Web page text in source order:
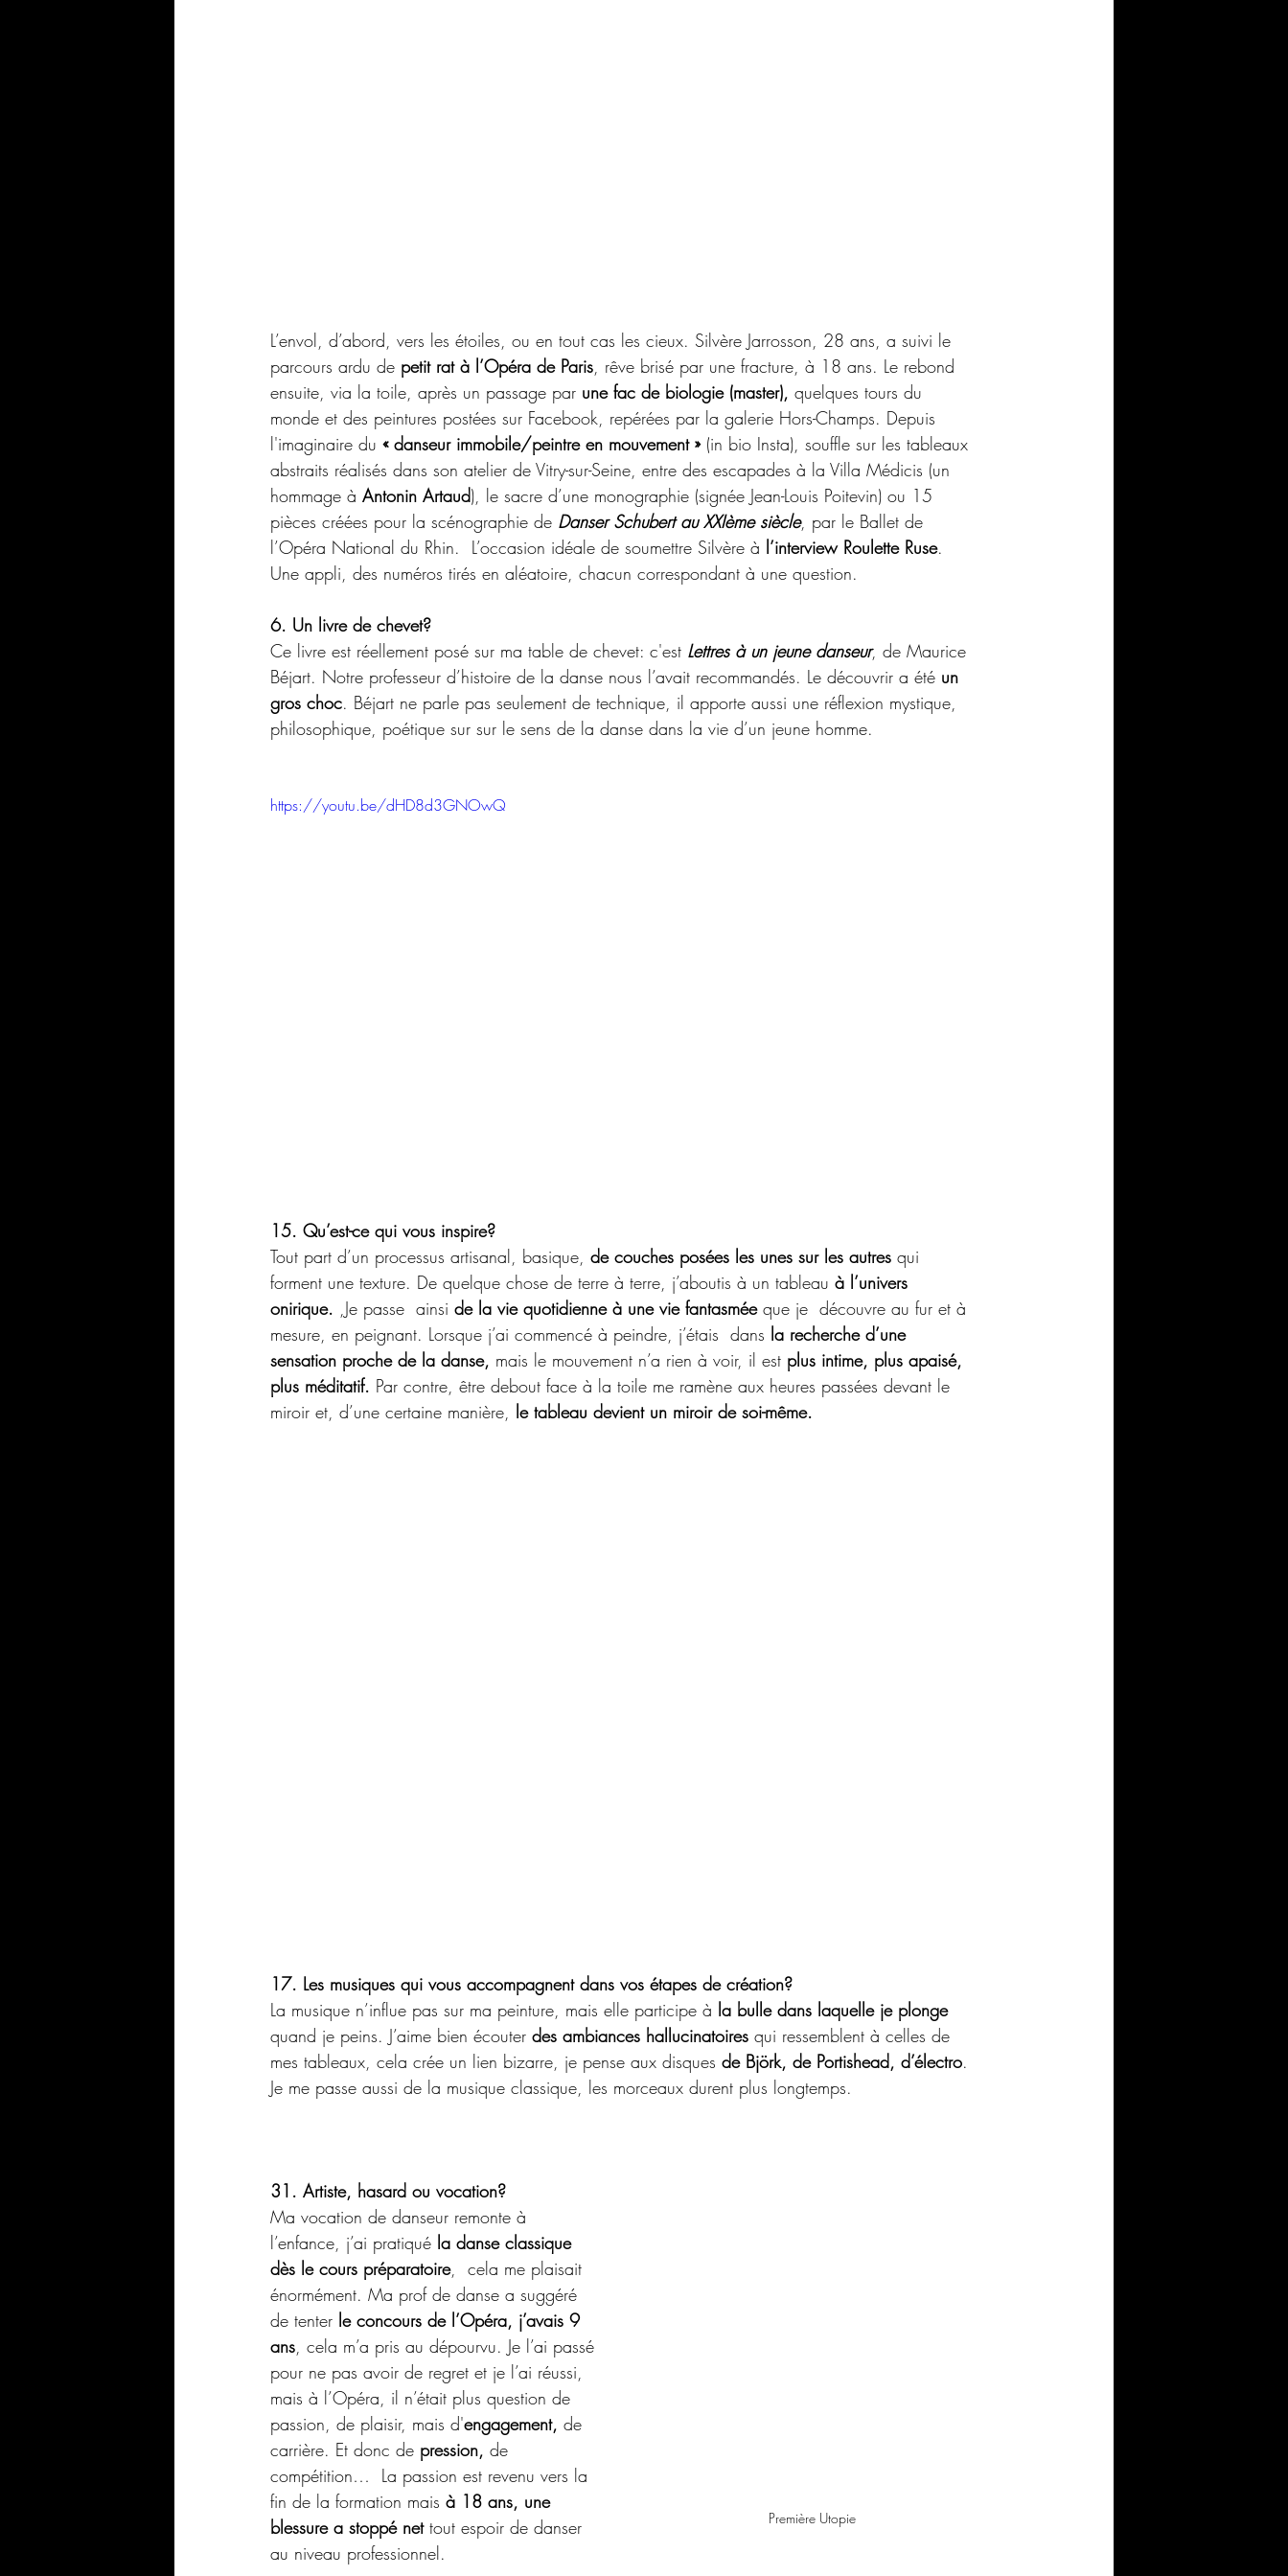
L’envol, d’abord, vers les étoiles, ou en tout cas les cieux. Silvère Jarrosson, 28 ans, a suivi le
parcours ardu de petit rat à l’Opéra de Paris, rêve brisé par une fracture, à 18 ans. Le rebond
ensuite, via la toile, après un passage par une fac de biologie (master), quelques tours du
monde et des peintures postées sur Facebook, repérées par la galerie Hors-Champs. Depuis
l'imaginaire du « danseur immobile/peintre en mouvement » (in bio Insta), souffle sur les tableaux
abstraits réalisés dans son atelier de Vitry-sur-Seine, entre des escapades à la Villa Médicis (un
hommage à Antonin Artaud), le sacre d’une monographie (signée Jean-Louis Poitevin) ou 15
pièces créées pour la scénographie de Danser Schubert au XXIème siècle, par le Ballet de
l’Opéra National du Rhin.  L’occasion idéale de soumettre Silvère à l’interview Roulette Ruse.
Une appli, des numéros tirés en aléatoire, chacun correspondant à une question.
6. Un livre de chevet?
Ce livre est réellement posé sur ma table de chevet: c'est Lettres à un jeune danseur, de Maurice
Béjart. Notre professeur d’histoire de la danse nous l’avait recommandés. Le découvrir a été un
gros choc. Béjart ne parle pas seulement de technique, il apporte aussi une réflexion mystique,
philosophique, poétique sur sur le sens de la danse dans la vie d’un jeune homme.
https://youtu.be/dHD8d3GNOwQ
15. Qu’est-ce qui vous inspire?
Tout part d’un processus artisanal, basique, de couches posées les unes sur les autres qui
forment une texture. De quelque chose de terre à terre, j’aboutis à un tableau à l’univers
onirique. ,Je passe  ainsi de la vie quotidienne à une vie fantasmée que je  découvre au fur et à
mesure, en peignant. Lorsque j’ai commencé à peindre, j’étais  dans la recherche d’une
sensation proche de la danse, mais le mouvement n’a rien à voir, il est plus intime, plus apaisé,
plus méditatif. Par contre, être debout face à la toile me ramène aux heures passées devant le
miroir et, d’une certaine manière, le tableau devient un miroir de soi-même.
17. Les musiques qui vous accompagnent dans vos étapes de création?
La musique n’influe pas sur ma peinture, mais elle participe à la bulle dans laquelle je plonge
quand je peins. J’aime bien écouter des ambiances hallucinatoires qui ressemblent à celles de
mes tableaux, cela crée un lien bizarre, je pense aux disques de Björk, de Portishead, d’électro.
Je me passe aussi de la musique classique, les morceaux durent plus longtemps.
Première Utopie
31. Artiste, hasard ou vocation?
Ma vocation de danseur remonte à
l’enfance, j’ai pratiqué la danse classique
dès le cours préparatoire,  cela me plaisait
énormément. Ma prof de danse a suggéré
de tenter le concours de l’Opéra, j’avais 9
ans, cela m’a pris au dépourvu. Je l’ai passé
pour ne pas avoir de regret et je l’ai réussi,
mais à l’Opéra, il n’était plus question de
passion, de plaisir, mais d'engagement, de
carrière. Et donc de pression, de
compétition…  La passion est revenu vers la
fin de la formation mais à 18 ans, une
blessure a stoppé net tout espoir de danser
au niveau professionnel.